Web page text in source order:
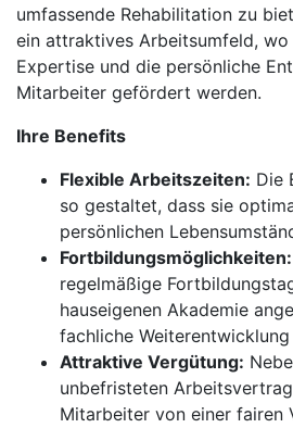
umfassende Rehabilitation zu
ein attraktives Arbeitsumfeld,
Expertise und die persönliche
Mitarbeiter gefördert werden.
Ihre Benefits
Flexible Arbeitszeiten: Die
so gestaltet, dass sie
persönlichen
Fortbildungsmöglichkeiten:
regelmäßige
hauseigenen Akademie
fachliche
Attraktive Vergütung:
unbefristeten
Mitarbeiter von einer fairen